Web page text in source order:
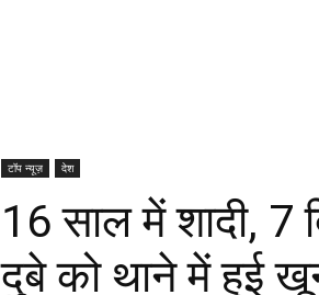
टॉप न्यूज़ देश
16 साल में शादी, 7
दुबे को थाने में हुई